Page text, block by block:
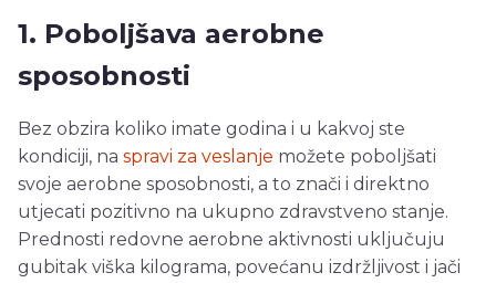
1. Poboljšava aerobne
sposobnosti
Bez obzira koliko imate godina i u kakvoj ste
kondiciji, na spravi za veslanje možete poboljšati
svoje aerobne sposobnosti, a to znači i direktno
utjecati pozitivno na ukupno zdravstveno stanje.
Prednosti redovne aerobne aktivnosti uključuju
gubitak viška kilograma, povećanu izdržljivost i jači